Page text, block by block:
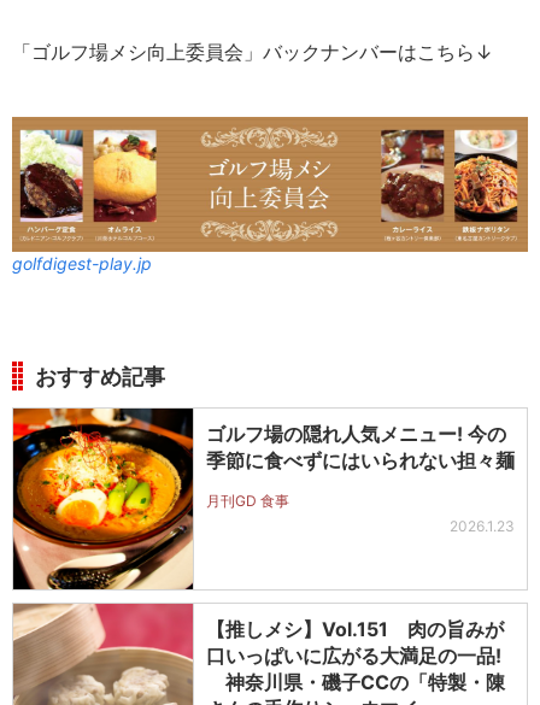
「ゴルフ場メシ向上委員会」バックナンバーはこちら↓
golfdigest-play.jp
おすすめ記事
ゴルフ場の隠れ人気メニュー! 今の
季節に食べずにはいられない担々麺
月刊GD 食事
2026.1.23
【推しメシ】Vol.151 肉の旨みが
口いっぱいに広がる大満足の一品!
神奈川県・磯子CCの「特製・陳